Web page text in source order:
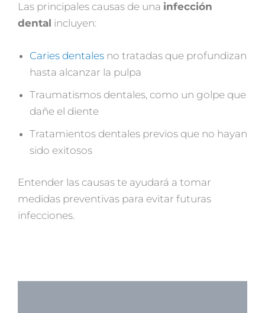
Las principales causas de una infección
dental incluyen:
Caries dentales no tratadas que profundizan
hasta alcanzar la pulpa
Traumatismos dentales, como un golpe que
dañe el diente
Tratamientos dentales previos que no hayan
sido exitosos
Entender las causas te ayudará a tomar
medidas preventivas para evitar futuras
infecciones.